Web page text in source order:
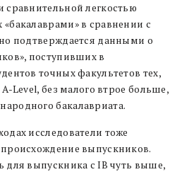
сравнительной легкостью
в сравнении с
подтверждается данными о
поступивших в
точных факультетов тех,
Level, без малого втрое больше,
бакалавриата.
исследователи тоже
выпускников.
для выпускника с IB чуть выше,